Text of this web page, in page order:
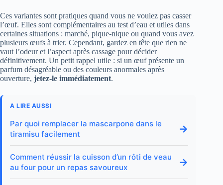
Ces variantes sont pratiques quand vous ne voulez pas casser
l’œuf. Elles sont complémentaires au test d’eau et utiles dans
certaines situations : marché, pique‑nique ou quand vous avez
plusieurs œufs à trier. Cependant, gardez en tête que rien ne
vaut l’odeur et l’aspect après cassage pour décider
définitivement. Un petit rappel utile : si un œuf présente un
parfum désagréable ou des couleurs anormales après
ouverture, jetez‑le immédiatement.
A LIRE AUSSI
Par quoi remplacer la mascarpone dans le
tiramisu facilement
→
Comment réussir la cuisson d’un rôti de veau
au four pour un repas savoureux
→